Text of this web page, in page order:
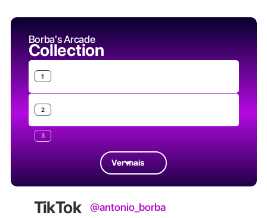
Borba's Arcade
Collection
1
2
3
Ver mais
TikTok @antonio_borba